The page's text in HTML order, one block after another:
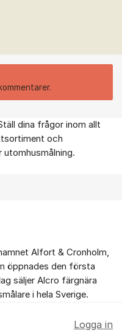
dina frågor inom allt
och
Alfort & Cronholm,
öppnades den första
säljer Alcro färgnära
i hela Sverige.
Logga in